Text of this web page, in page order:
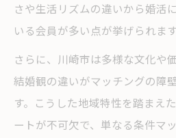
川崎市で結婚相談所
課題
結婚相談所が分析す
意点
結婚相談所利用時に
説
さや生活リズムの違いから婚活
いる会員が多い点が挙げられます
さらに、川崎市は多様な文化や
結婚観の違いがマッチングの障
す。こうした地域特性を踏まえ
ートが不可欠で、単なる条件マ